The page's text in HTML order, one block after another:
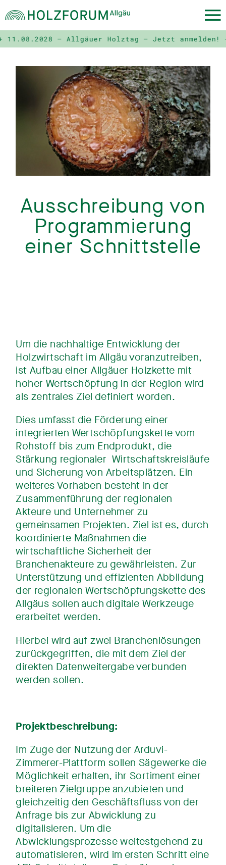
– Allgäuer Holztag – Jetzt anmelden!
Ausschreibung von
Programmierung
einer Schnittstelle
Um die nachhaltige Entwicklung der
Holzwirtschaft im Allgäu voranzutreiben,
ist Aufbau einer Allgäuer Holzkette mit
hoher Wertschöpfung in der Region wird
als zentrales Ziel definiert worden.
Dies umfasst die Förderung einer
integrierten Wertschöpfungskette vom
Rohstoff bis zum Endprodukt, die
Stärkung regionaler Wirtschaftskreisläufe
und Sicherung von Arbeitsplätzen. Ein
weiteres Vorhaben besteht in der
Zusammenführung der regionalen
Akteure und Unternehmer zu
gemeinsamen Projekten. Ziel ist es, durch
koordinierte Maßnahmen die
wirtschaftliche Sicherheit der
Branchenakteure zu gewährleisten. Zur
Unterstützung und effizienten Abbildung
der regionalen Wertschöpfungskette des
Allgäus sollen auch digitale Werkzeuge
erarbeitet werden.
Hierbei wird auf zwei Branchenlösungen
zurückgegriffen, die mit dem Ziel der
direkten Datenweitergabe verbunden
werden sollen.
Projektbeschreibung:
Im Zuge der Nutzung der Arduvi-
Zimmerer-Plattform sollen Sägewerke die
Möglichkeit erhalten, ihr Sortiment einer
breiteren Zielgruppe anzubieten und
gleichzeitig den Geschäftsfluss von der
Anfrage bis zur Abwicklung zu
digitalisieren. Um die
Abwicklungsprozesse weitestgehend zu
automatisieren, wird im ersten Schritt eine